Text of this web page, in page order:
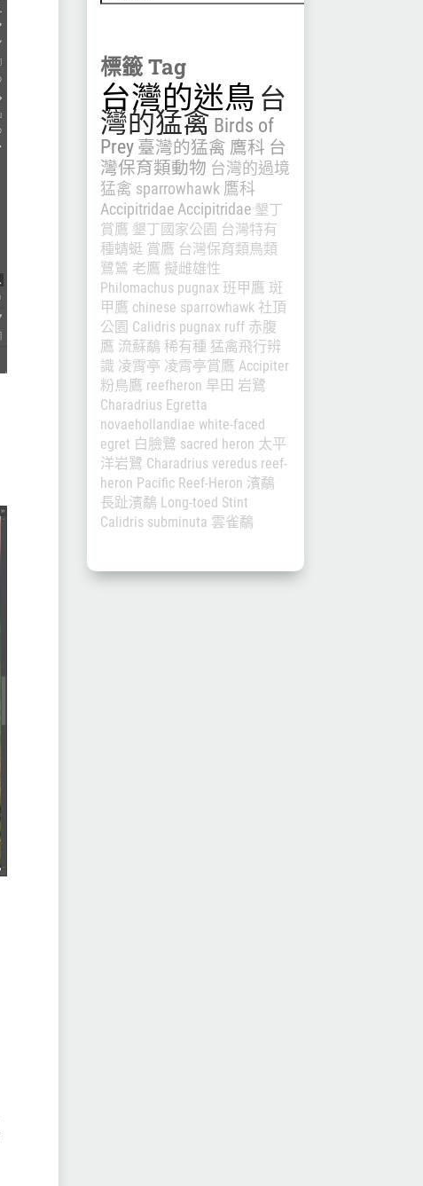
標籤 Tag
台灣的迷鳥 台
灣的猛禽 Birds of
Prey 臺灣的猛禽 鷹科 台
灣保育類動物 台灣的過境
猛禽 sparrowhawk 鷹科
AccipitridaeAccipitridae 墾丁
賞鷹 墾丁國家公園 台灣特有
種蜻蜓 賞鷹 台灣保育類鳥類
鷺鷥 老鷹 擬雌雄性
Philomachus pugnax 班甲鷹 斑
甲鷹 chinese sparrowhawk 社頂
公園 Calidris pugnax ruff 赤腹
鷹 流蘇鷸 稀有種 猛禽飛行辨
識 凌霄亭 凌霄亭賞鷹 Accipiter
粉鳥鷹 reefheron 旱田 岩鷺
Charadrius Egretta
novaehollandiae white-faced
egret 白臉鷺 sacred heron 太平
洋岩鷺 Charadrius veredus reef-
heron Pacific Reef-Heron 濱鷸
長趾濱鷸 Long-toed Stint
Calidris subminuta 雲雀鷸